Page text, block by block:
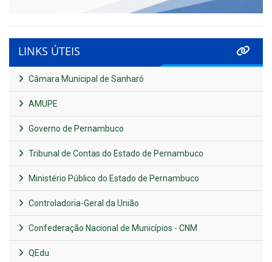
LINKS ÚTEIS
Câmara Municipal de Sanharó
AMUPE
Governo de Pernambuco
Tribunal de Contas do Estado de Pernambuco
Ministério Público do Estado de Pernambuco
Controladoria-Geral da União
Confederação Nacional de Municípios - CNM
QEdu